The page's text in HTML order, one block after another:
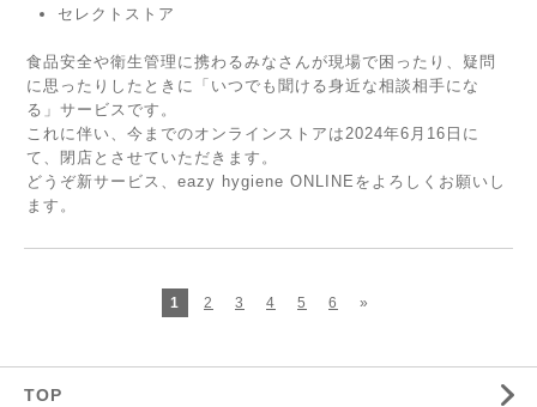
セレクトストア
食品安全や衛生管理に携わるみなさんが現場で困ったり、疑問
に思ったりしたときに「いつでも聞ける身近な相談相手にな
る」サービスです。
これに伴い、今までのオンラインストアは2024年6月16日に
て、閉店とさせていただきます。
どうぞ新サービス、eazy hygiene ONLINEをよろしくお願いし
ます。
1 2 3 4 5 6 »
TOP